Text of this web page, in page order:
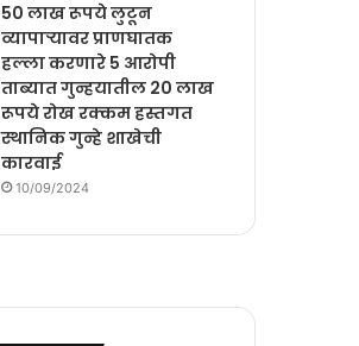
50 लाख रूपये लुटून
व्यापाऱ्यावर प्राणघातक
हल्ला करणारे 5 आरोपी
ताब्यात गुन्हयातील 20 लाख
रूपये रोख रक्कम हस्तगत
स्थानिक गुन्हे शाखेची
कारवाई
10/09/2024